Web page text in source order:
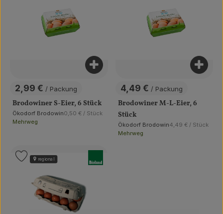
Obst & Gemüse
Getränke
Süßes & Salziges
Haushalt
Der Betrieb
Brodowin besuchen
Catering
, Preis:
2,99 € / Packung
Brodowiner S-Eier, 6 Stück
, Herkunft:
Ökodorf Brodowin, Referenzpreis:
0,50 € / Stück
Mehrweg
Produkt zum Warenkorb
, Preis:
4,49 € / Packung
Brodowiner M-L-Eier, 6
Stück
, Herkunft:
Ökodorf Brodowin, Referenzpreis:
4,49 € / Stück
Mehrweg
regional
Produkt zu Favouriten hinzufügen